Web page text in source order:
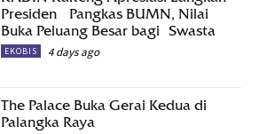
Presiden Pangkas BUMN, Nilai
Buka Peluang Besar bagi Swasta
EKOBIS 4 days ago
The Palace Buka Gerai Kedua di
Palangka Raya